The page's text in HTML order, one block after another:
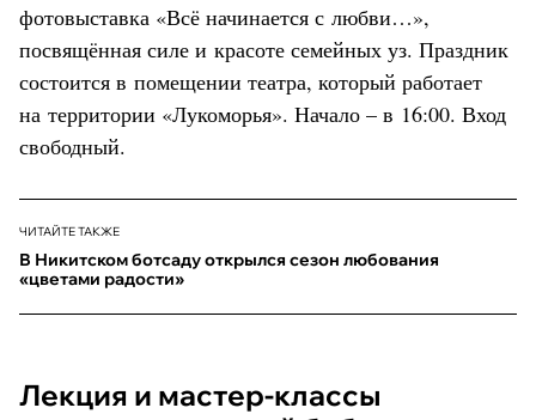
фотовыставка «Всё начинается с любви…»,
посвящённая силе и красоте семейных уз. Праздник
состоится в помещении театра, который работает
на территории «Лукоморья». Начало – в 16:00. Вход
свободный.
ЧИТАЙТЕ ТАКЖЕ
В Никитском ботсаду открылся сезон любования
«цветами радости»
Лекция и мастер-классы